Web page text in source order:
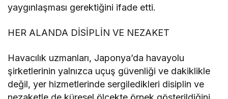
yaygınlaşması gerektiğini ifade etti.
HER ALANDA DİSİPLİN VE NEZAKET
Havacılık uzmanları, Japonya’da havayolu
şirketlerinin yalnızca uçuş güvenliği ve dakiklikle
değil, yer hizmetlerinde sergiledikleri disiplin ve